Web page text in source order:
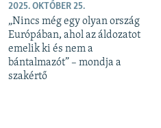
2025. OKTÓBER 25.
„Nincs még egy olyan ország
Európában, ahol az áldozatot
emelik ki és nem a
bántalmazót” – mondja a
szakértő